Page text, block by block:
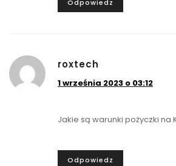
Odpowiedz
roxtech
1 września 2023 o 03:12
Jakie są warunki pożyczki na
Odpowiedz